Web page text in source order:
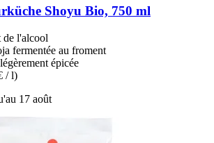
Shoyu Bio, 750 ml
de l'alcool
fermentée au froment
épicée
/ l)
17 août